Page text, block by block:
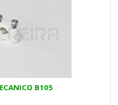
B105